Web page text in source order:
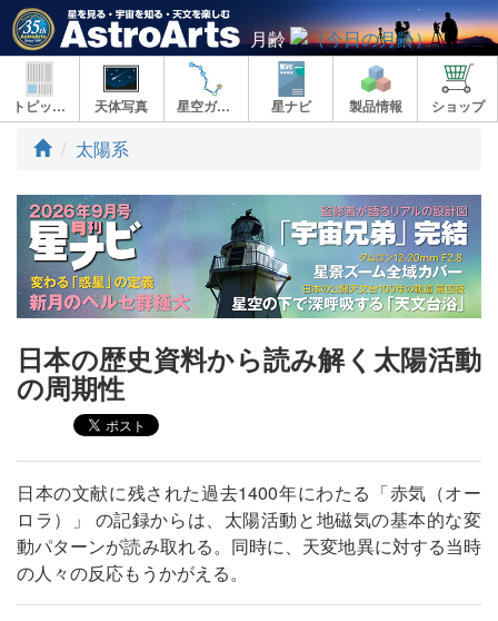
月齢
トピックス 天体写真 星空ガイド 星ナビ 製品情報 ショップ
ト
プ
太陽系
日本の歴史資料から読み解く太陽活動
の周期性
日本の文献に残された過去1400年にわたる「赤気（オー
ロラ）」 の記録からは、太陽活動と地磁気の基本的な変
動パターンが読み取れる。同時に、天変地異に対する当時
の人々の反応もうかがえる。